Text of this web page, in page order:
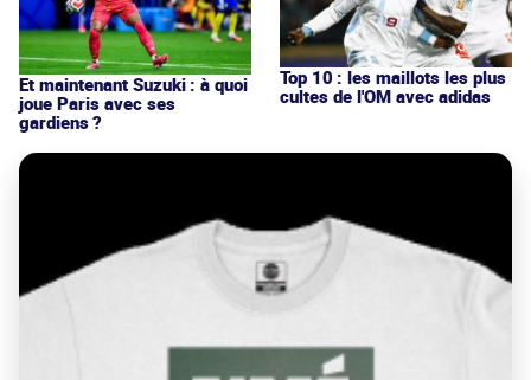
Et maintenant Suzuki : à quoi
joue Paris avec ses
gardiens ?
Top 10 : les maillots les plus
cultes de l'OM avec adidas